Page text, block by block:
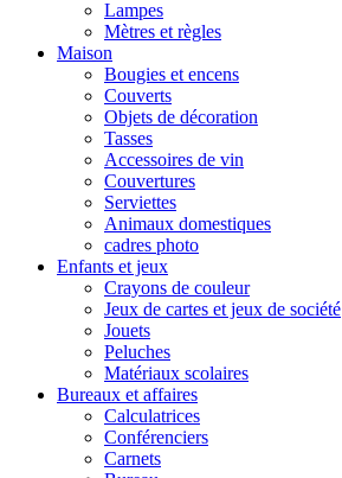
Lampes
Mètres et règles
Maison
Bougies et encens
Couverts
Objets de décoration
Tasses
Accessoires de vin
Couvertures
Serviettes
Animaux domestiques
cadres photo
Enfants et jeux
Crayons de couleur
Jeux de cartes et jeux de société
Jouets
Peluches
Matériaux scolaires
Bureaux et affaires
Calculatrices
Conférenciers
Carnets